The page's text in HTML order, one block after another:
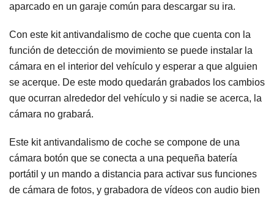
aparcado en un garaje común para descargar su ira.
Con este kit antivandalismo de coche que cuenta con la
función de detección de movimiento se puede instalar la
cámara en el interior del vehículo y esperar a que alguien
se acerque. De este modo quedarán grabados los cambios
que ocurran alrededor del vehículo y si nadie se acerca, la
cámara no grabará.
Este kit antivandalismo de coche se compone de una
cámara botón que se conecta a una pequeña batería
portátil y un mando a distancia para activar sus funciones
de cámara de fotos, y grabadora de vídeos con audio bien